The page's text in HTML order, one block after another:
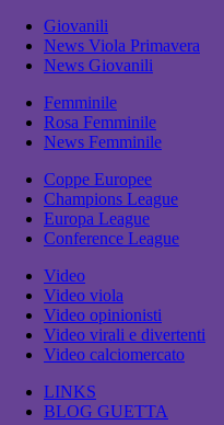
Giovanili
News Viola Primavera
News Giovanili
Femminile
Rosa Femminile
News Femminile
Coppe Europee
Champions League
Europa League
Conference League
Video
Video viola
Video opinionisti
Video virali e divertenti
Video calciomercato
LINKS
BLOG GUETTA